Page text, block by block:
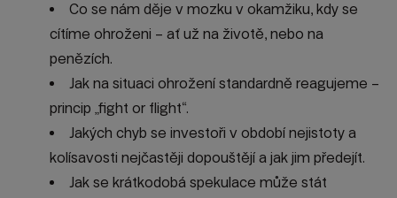
Co se nám děje v mozku v okamžiku, kdy se
cítíme ohroženi – ať už na životě, nebo na
penězích.
Jak na situaci ohrožení standardně reagujeme –
princip „fight or flight“.
Jakých chyb se investoři v období nejistoty a
kolísavosti nejčastěji dopouštějí a jak jim předejít.
Jak se krátkodobá spekulace může stát